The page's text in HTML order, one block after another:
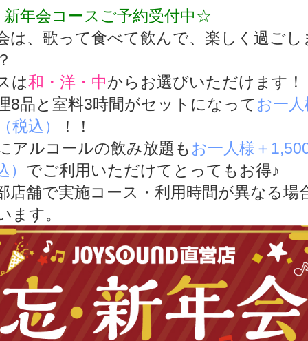
新年会コースご予約受付中☆
は、歌って食べて飲んで、楽しく過ごし
は和・洋・中からお選びいただけます！
8品と室料3時間がセットになってお一
税込）
！！
アルコールの飲み放題もお一人様＋
） でご利用いただけてとってもお得♪
店舗で実施コース・利用時間が異なる場
ます。